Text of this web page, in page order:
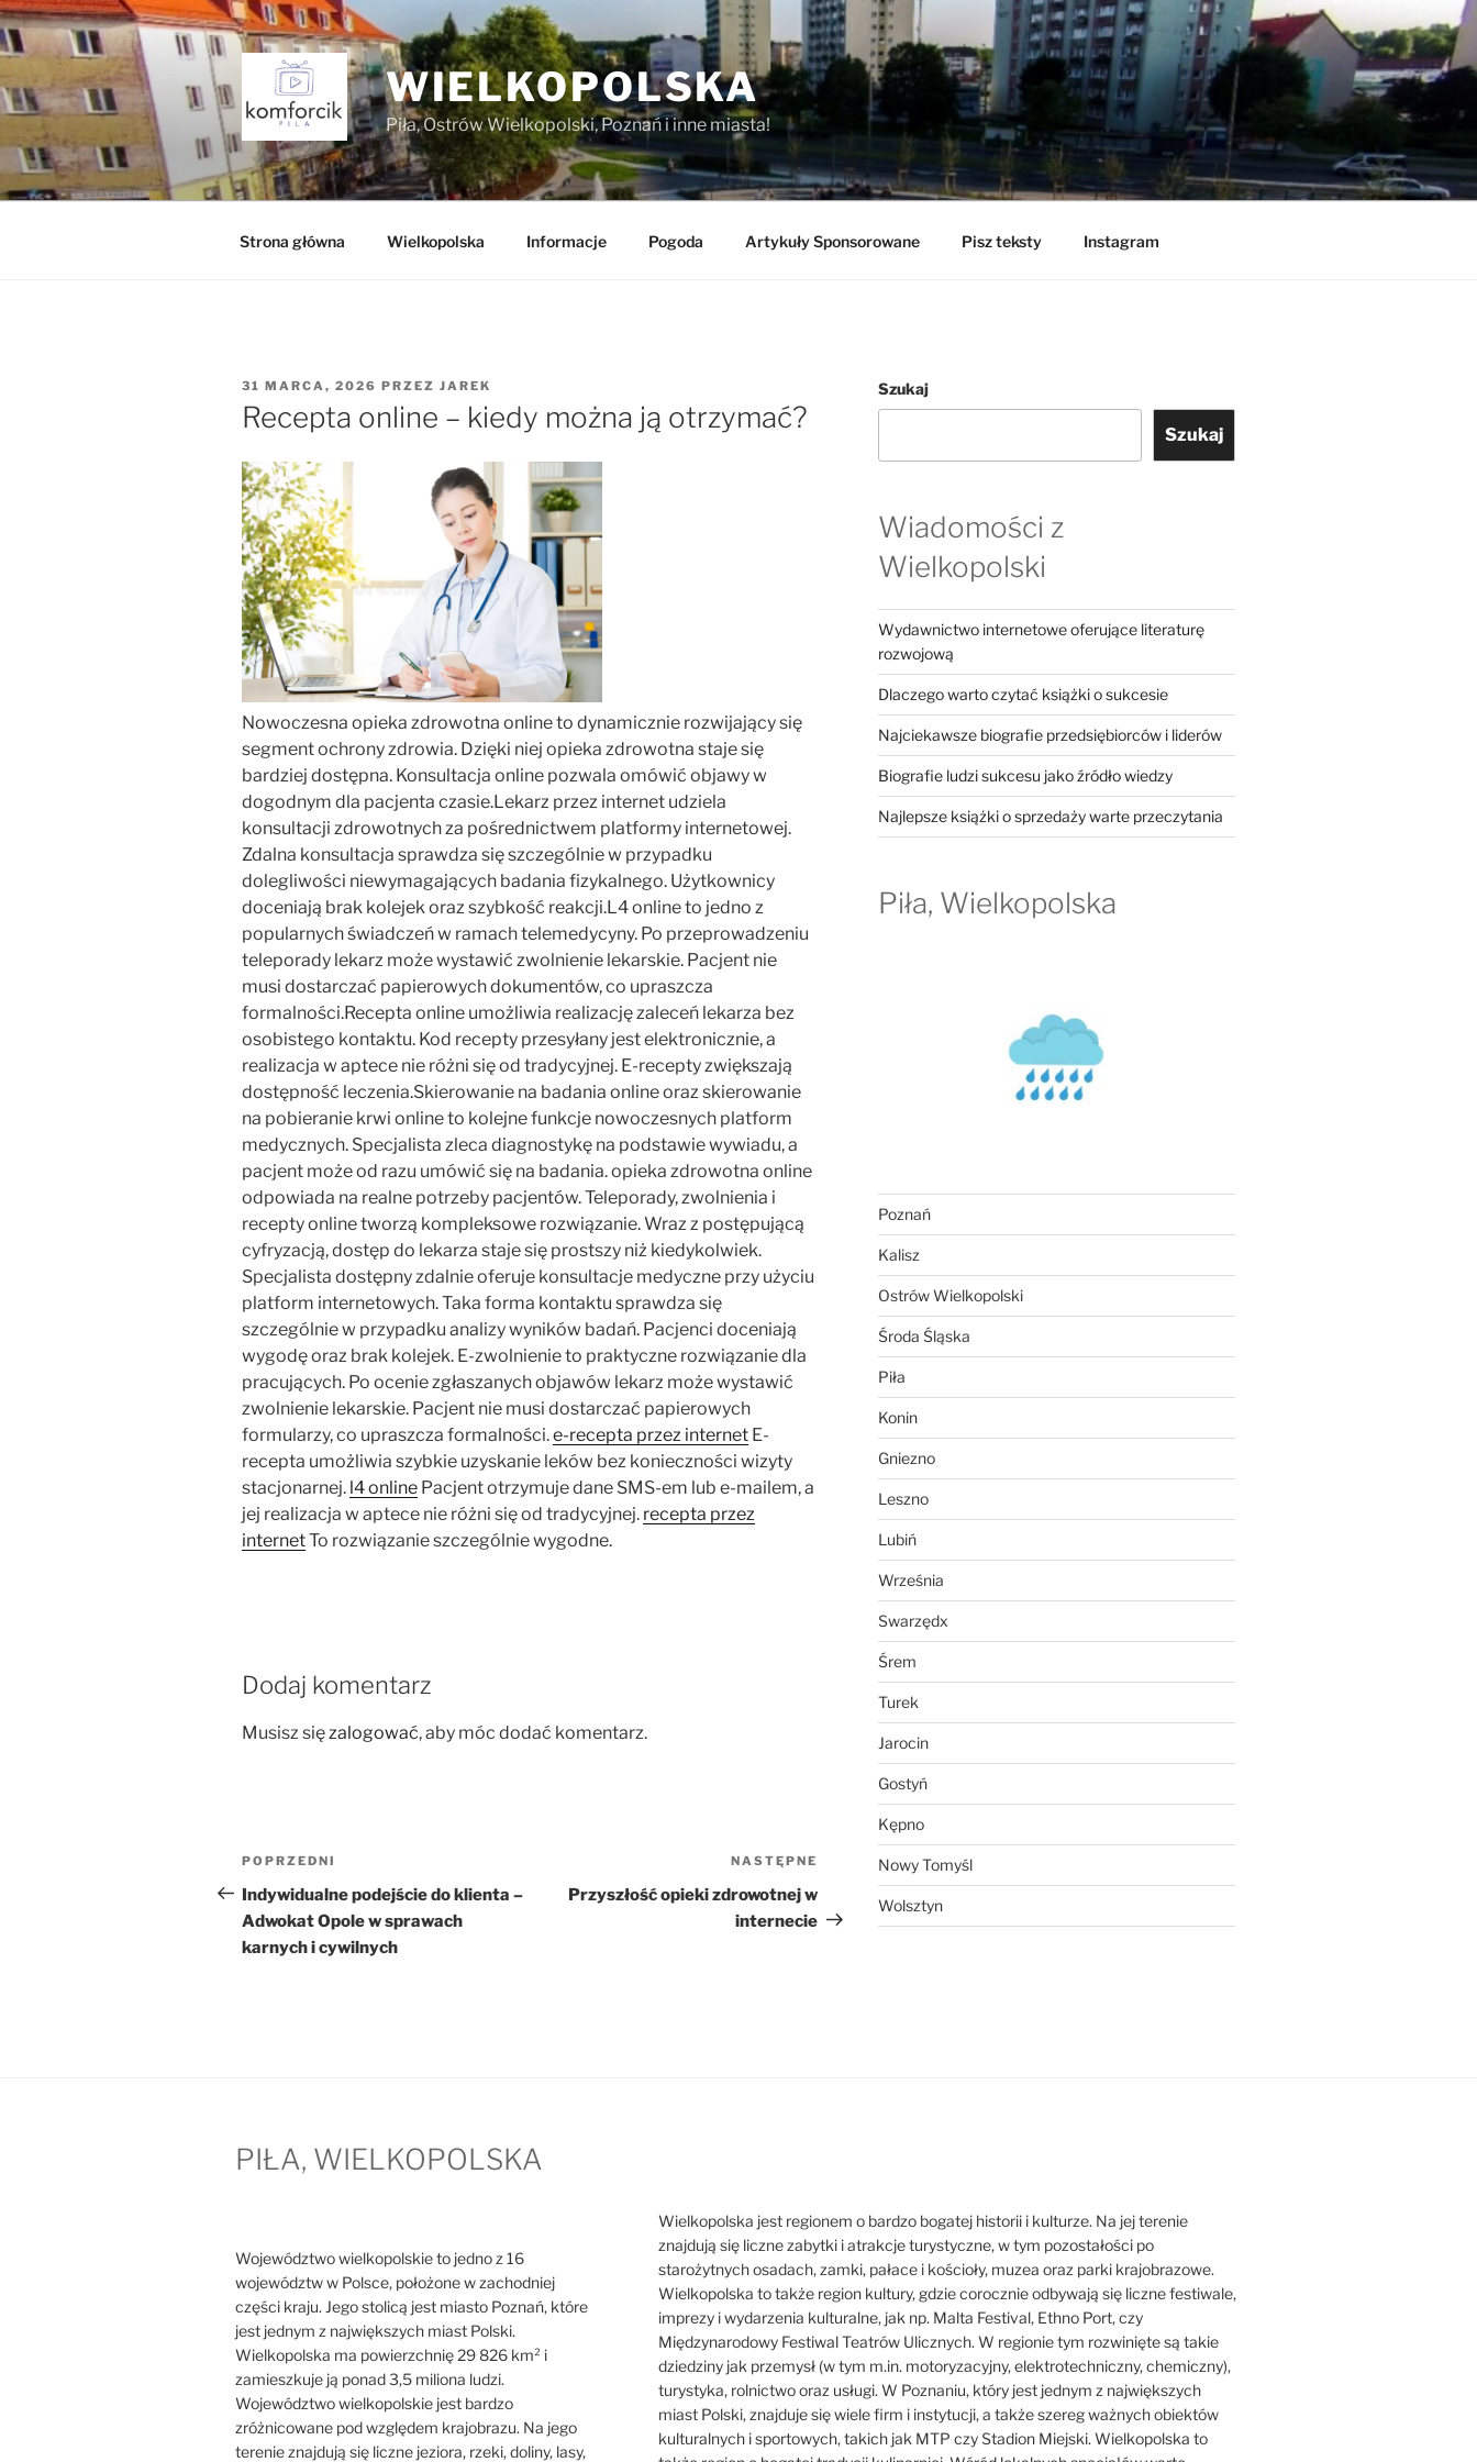
Przejdź
do
treści
WIELKOPOLSKA
Piła, Ostrów Wielkopolski, Poznań i inne miasta!
Strona główna Wielkopolska Informacje Pogoda Artykuły Sponsorowane Pisz teksty Instagram
OPUBLIKOWANE
W
31 MARCA, 2026 PRZEZ JAREK
Recepta online – kiedy można ją otrzymać?
Nowoczesna opieka zdrowotna online to dynamicznie rozwijający się
segment ochrony zdrowia. Dzięki niej opieka zdrowotna staje się
bardziej dostępna. Konsultacja online pozwala omówić objawy w
dogodnym dla pacjenta czasie.Lekarz przez internet udziela
konsultacji zdrowotnych za pośrednictwem platformy internetowej.
Zdalna konsultacja sprawdza się szczególnie w przypadku
dolegliwości niewymagających badania fizykalnego. Użytkownicy
doceniają brak kolejek oraz szybkość reakcji.L4 online to jedno z
popularnych świadczeń w ramach telemedycyny. Po przeprowadzeniu
teleporady lekarz może wystawić zwolnienie lekarskie. Pacjent nie
musi dostarczać papierowych dokumentów, co upraszcza
formalności.Recepta online umożliwia realizację zaleceń lekarza bez
osobistego kontaktu. Kod recepty przesyłany jest elektronicznie, a
realizacja w aptece nie różni się od tradycyjnej. E-recepty zwiększają
dostępność leczenia.Skierowanie na badania online oraz skierowanie
na pobieranie krwi online to kolejne funkcje nowoczesnych platform
medycznych. Specjalista zleca diagnostykę na podstawie wywiadu, a
pacjent może od razu umówić się na badania. opieka zdrowotna online
odpowiada na realne potrzeby pacjentów. Teleporady, zwolnienia i
recepty online tworzą kompleksowe rozwiązanie. Wraz z postępującą
cyfryzacją, dostęp do lekarza staje się prostszy niż kiedykolwiek.
Specjalista dostępny zdalnie oferuje konsultacje medyczne przy użyciu
platform internetowych. Taka forma kontaktu sprawdza się
szczególnie w przypadku analizy wyników badań. Pacjenci doceniają
wygodę oraz brak kolejek. E-zwolnienie to praktyczne rozwiązanie dla
pracujących. Po ocenie zgłaszanych objawów lekarz może wystawić
zwolnienie lekarskie. Pacjent nie musi dostarczać papierowych
formularzy, co upraszcza formalności.e-recepta przez internet E-
recepta umożliwia szybkie uzyskanie leków bez konieczności wizyty
stacjonarnej. l4 online Pacjent otrzymuje dane SMS-em lub e-mailem, a
jej realizacja w aptece nie różni się od tradycyjnej. recepta przez
internetTo rozwiązanie szczególnie wygodne.
Dodaj komentarz
Musisz sięzalogować, aby móc dodać komentarz.
Nawigacja
wpisu
Poprzedni
wpis
POPRZEDNI
Indywidualne podejście do klienta –
Adwokat Opole w sprawach
karnych i cywilnych
Następny
wpis
NASTĘPNE
Przyszłość opieki zdrowotnej w
internecie
Szukaj
Szukaj
Wiadomości z
Wielkopolski
Wydawnictwo internetowe oferujące literaturę
rozwojową
Dlaczego warto czytać książki o sukcesie
Najciekawsze biografie przedsiębiorców i liderów
Biografie ludzi sukcesu jako źródło wiedzy
Najlepsze książki o sprzedaży warte przeczytania
Piła, Wielkopolska
Poznań
Kalisz
Ostrów Wielkopolski
Środa Śląska
Piła
Konin
Gniezno
Leszno
Lubiń
Września
Swarzędx
Śrem
Turek
Jarocin
Gostyń
Kępno
Nowy Tomyśl
Wolsztyn
PIŁA, WIELKOPOLSKA
Województwo wielkopolskie to jedno z 16
województw w Polsce, położone w zachodniej
części kraju. Jego stolicą jest miasto Poznań, które
jest jednym z największych miast Polski.
Wielkopolska ma powierzchnię 29 826 km² i
zamieszkuje ją ponad 3,5 miliona ludzi.
Województwo wielkopolskie jest bardzo
zróżnicowane pod względem krajobrazu. Na jego
terenie znajdują się liczne jeziora, rzeki, doliny, lasy,
Wielkopolska jest regionem o bardzo bogatej historii i kulturze. Na jej terenie
znajdują się liczne zabytki i atrakcje turystyczne, w tym pozostałości po
starożytnych osadach, zamki, pałace i kościoły, muzea oraz parki krajobrazowe.
Wielkopolska to także region kultury, gdzie corocznie odbywają się liczne festiwale,
imprezy i wydarzenia kulturalne, jak np. Malta Festival, Ethno Port, czy
Międzynarodowy Festiwal Teatrów Ulicznych. W regionie tym rozwinięte są takie
dziedziny jak przemysł (w tym m.in. motoryzacyjny, elektrotechniczny, chemiczny),
turystyka, rolnictwo oraz usługi. W Poznaniu, który jest jednym z największych
miast Polski, znajduje się wiele firm i instytucji, a także szereg ważnych obiektów
kulturalnych i sportowych, takich jak MTP czy Stadion Miejski. Wielkopolska to